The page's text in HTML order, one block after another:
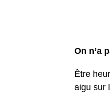
On n’a
Être
aigu sur